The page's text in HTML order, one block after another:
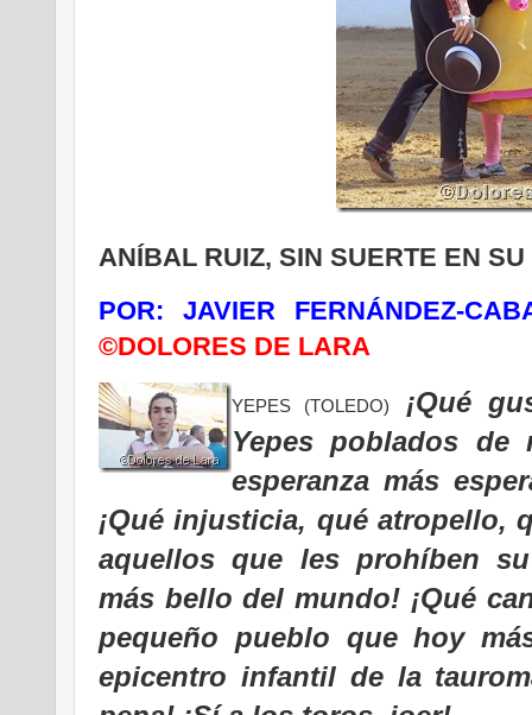
ANÍBAL RUIZ, SIN SUERTE EN
POR: JAVIER FERNÁNDEZ-
©DOLORES DE LARA
YEPES (TOLEDO)
¡Qué
Yepes poblados de
esperanza más
¡Qué injusticia, qué atropello,
aquellos que les prohíben
más bello del mundo! ¡Qué
pequeño pueblo que hoy
epicentro infantil de la